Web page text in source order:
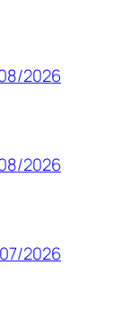
2026
2026
2026